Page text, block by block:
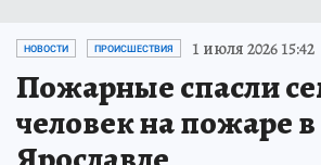
НОВОСТИ ПРОИСШЕСТВИЯ 1 июля 2026 15:42
Пожарные спасли
человек на пожаре в